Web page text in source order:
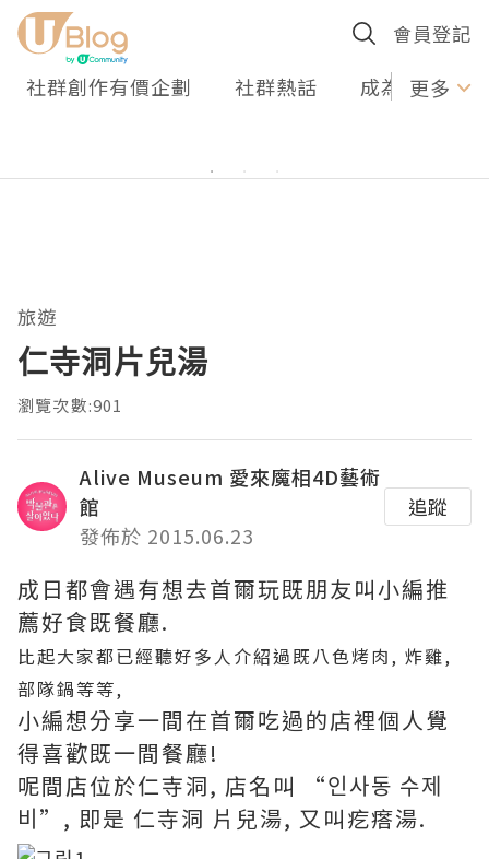
會員登記
社群創作有價企劃 社群熱話 成為U更多
旅遊
仁寺洞片兒湯
瀏覽次數:901
Alive Museum 愛來魔相4D藝術
館
發佈於 2015.06.23
追蹤
成日都會遇有想去首爾玩既朋友叫小編推
薦好食既餐廳.
比起大家都已經聽好多人介紹過既八色烤肉, 炸雞,
部隊鍋等等,
小編想分享一間在首爾吃過的店裡個人覺
得喜歡既一間餐廳!
呢間店位於仁寺洞, 店名叫 “인사동 수제
비”, 即是 仁寺洞 片兒湯, 又叫疙瘩湯.